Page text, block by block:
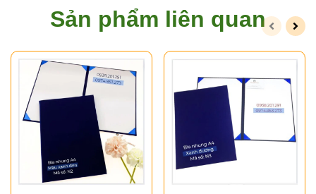
Sản phẩm liên quan